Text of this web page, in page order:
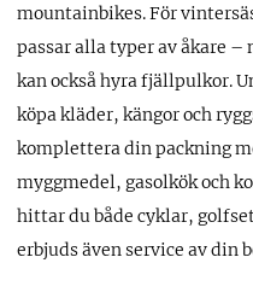
mountainbikes. För
passar alla typer av åkare –
kan också hyra fjällpulkor.
köpa kläder, kängor och
komplettera din packning
myggmedel, gasolkök och
hittar du både cyklar,
erbjuds även service av din